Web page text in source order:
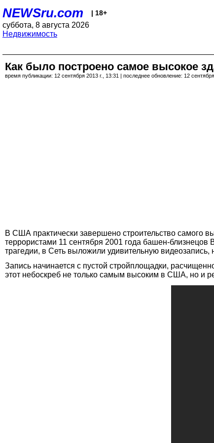
NEWSru.com | 18+
суббота, 8 августа 2026
Недвижимость
Как было построено самое высокое
время публикации: 12 сентября 2013 г., 13:31 | последнее обновление: 12
В США практически завершено строительство самого
террористами 11 сентября 2001 года башен-близнецов
трагедии, в Сеть выложили удивительную
Запись начинается с пустой стройплощадки,
этот небоскреб не только самым высоким в США, но и